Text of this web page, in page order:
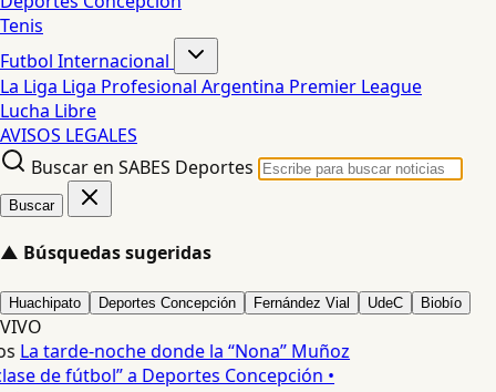
Tenis
Futbol Internacional
La Liga Liga Profesional Argentina Premier League
Lucha Libre
AVISOS LEGALES
Buscar en SABES Deportes
Buscar
▲ Búsquedas sugeridas
Huachipato Deportes Concepción Fernández Vial UdeC Biobío
VIVO
La tarde-noche donde la “Nona” Muñoz
de fútbol” a Deportes Concepción •